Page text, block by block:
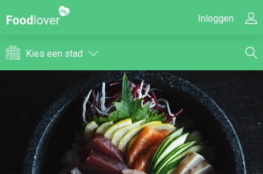
Inloggen
Kies een stad